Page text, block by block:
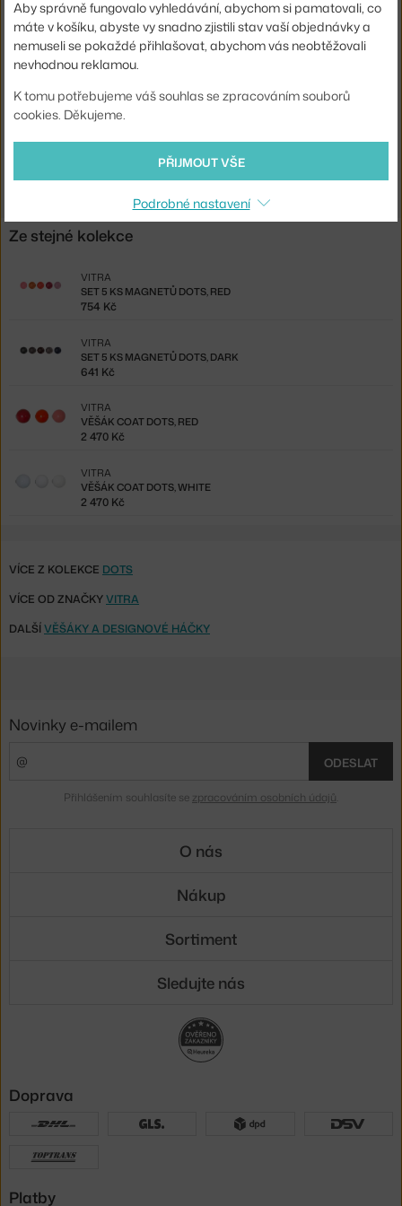
Materiál:
dřevo
Typ věšáku:
nástěnný
Kód produktu VIT-20116403
EAN
4055737999024
Ste zo Slovenska? Prejdite naVešiak Coat Dots, White
Shopping from the EU? Switch toCoat Dots, white
Ze stejné kolekce
SET 5 KS MAGNETŮ DOTS, RED
VITRA
754 Kč
SET 5 KS MAGNETŮ DOTS, DARK
VITRA
641 Kč
VĚŠÁK COAT DOTS, RED
VITRA
2 470 Kč
VĚŠÁK COAT DOTS, WHITE
VITRA
2 470 Kč
VÍCE Z KOLEKCE DOTS
VÍCE OD ZNAČKYVITRA
DALŠÍVĚŠÁKY A DESIGNOVÉ HÁČKY
Aby správně fungovalo vyhledávání, abychom si pamatovali, co
máte v košíku, abyste vy snadno zjistili stav vaší objednávky a
nemuseli se pokaždé přihlašovat, abychom vás neobtěžovali
nevhodnou reklamou.
K tomu potřebujeme váš souhlas se zpracováním souborů
cookies. Děkujeme.
PŘIJMOUT VŠE
Podrobné nastavení
Novinky e-mailem
ODESLAT
Přihlášením souhlasíte se zpracováním osobních údajů
O nás
Nákup
Sortiment
Sledujte nás
Doprava
Platby